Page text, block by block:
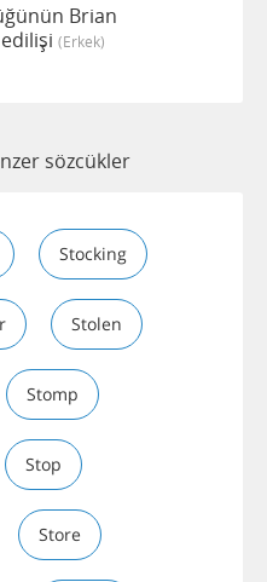
Brian
(erkek)
sözcükler
Stocking
Stolen
Stomp
Stop
Store